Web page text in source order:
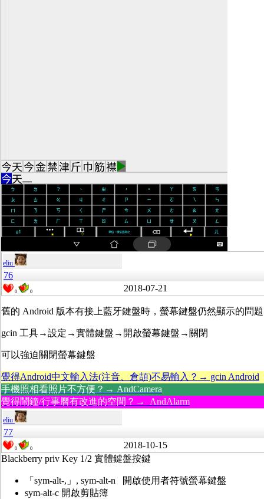
eliu
76
0 0 2018-07-21
舊的 Android 版本有接上藍牙鍵盤時，螢幕鍵盤仍然顯示的問
gcin 工具→設定→實體鍵盤→開啟螢幕鍵盤→關閉
可以強迫關閉螢幕鍵盤
覺得Android中文輸入法(注音、倉頡)不易輸入？→ gcin Android
手機照相看照片不方便？→ AndCamera
覺得鬧鐘/行事曆有改進的空間？→ AndAlarm
eliu
77
0 0
2018-10-15
Blackberry priv Key 1/2 實體鍵盤按鍵
「sym-alt-,」, sym-alt-n 開啟使用者符號螢幕鍵盤
sym-alt-c 開啟剪貼簿